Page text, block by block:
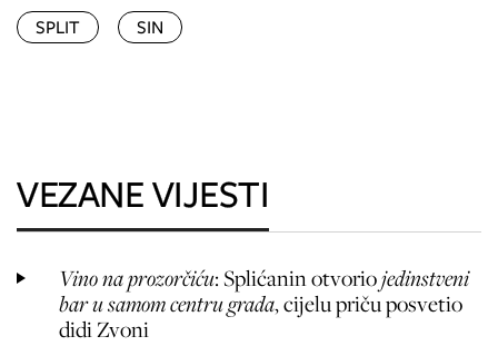
SPLIT
SIN
VEZANE VIJESTI
Vino na prozorčiću: Splićanin otvoriojedinstveni
bar u samom centru grada, cijelu priču posvetio
didi Zvoni